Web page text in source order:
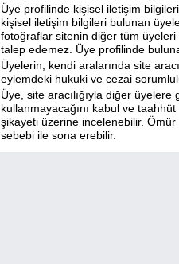
Üye profilinde kişisel iletişim
kişisel iletişim bilgileri bulunan
fotoğraflar sitenin diğer tüm
talep edemez. Üye profilinde
Üyelerin, kendi aralarında site
eylemdeki hukuki ve cezai
Üye, site aracılığıyla diğer
kullanmayacağını kabul ve
şikayeti üzerine incelenebilir. Ömür
sebebi ile sona erebilir.